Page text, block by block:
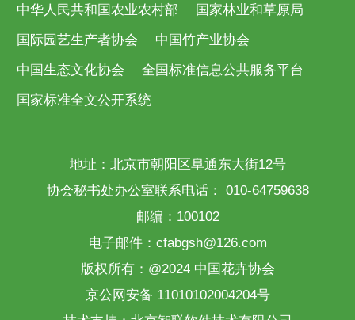
中华人民共和国农业农村部
国家林业和草原局
国际园艺生产者协会
中国竹产业协会
中国生态文化协会
全国标准信息公共服务平台
国家标准全文公开系统
地址：北京市朝阳区阜通东大街12号
协会秘书处办公室联系电话： 010-64759638
邮编：100102
电子邮件：cfabgsh@126.com
版权所有：@2024 中国花卉协会
京公网安备 11010102004204号